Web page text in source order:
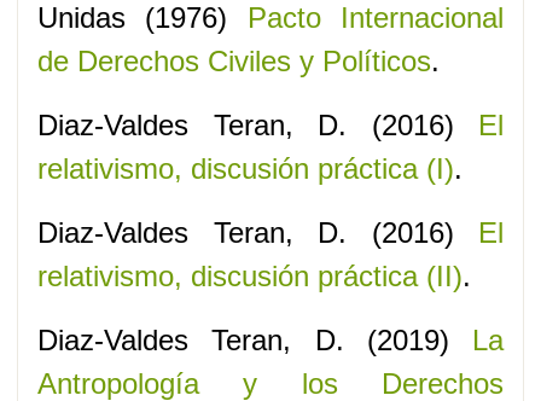
Unidas (1976) Pacto Internacional
de Derechos Civiles y Políticos.
Diaz-Valdes Teran, D. (2016) El
relativismo, discusión práctica (I).
Diaz-Valdes Teran, D. (2016) El
relativismo, discusión práctica (II).
Diaz-Valdes Teran, D. (2019) La
Antropología y los Derechos